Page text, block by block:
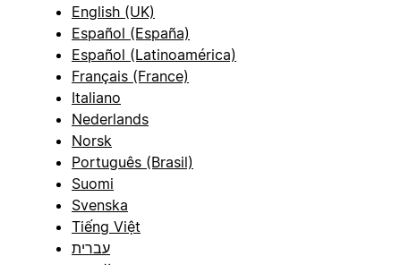
English (UK)
Español (España)
Español (Latinoamérica)
Français (France)
Italiano
Nederlands
Norsk
Português (Brasil)
Suomi
Svenska
Tiếng Việt
עברית